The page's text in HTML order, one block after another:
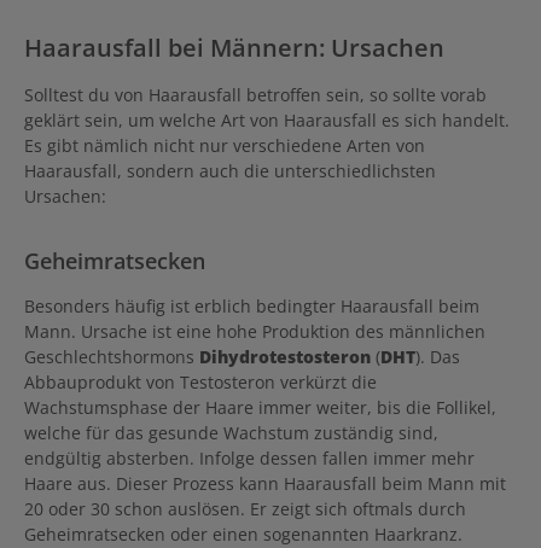
Haarausfall bei Männern: Ursachen
Solltest du von Haarausfall betroffen sein, so sollte vorab
geklärt sein, um welche Art von Haarausfall es sich handelt.
Es gibt nämlich nicht nur verschiedene Arten von
Haarausfall, sondern auch die unterschiedlichsten
Ursachen:
Geheimratsecken
Besonders häufig ist erblich bedingter Haarausfall beim
Mann. Ursache ist eine hohe Produktion des männlichen
Geschlechtshormons Dihydrotestosteron (DHT). Das
Abbauprodukt von Testosteron verkürzt die
Wachstumsphase der Haare immer weiter, bis die Follikel,
welche für das gesunde Wachstum zuständig sind,
endgültig absterben. Infolge dessen fallen immer mehr
Haare aus. Dieser Prozess kann Haarausfall beim Mann mit
20 oder 30 schon auslösen. Er zeigt sich oftmals durch
Geheimratsecken oder einen sogenannten Haarkranz.